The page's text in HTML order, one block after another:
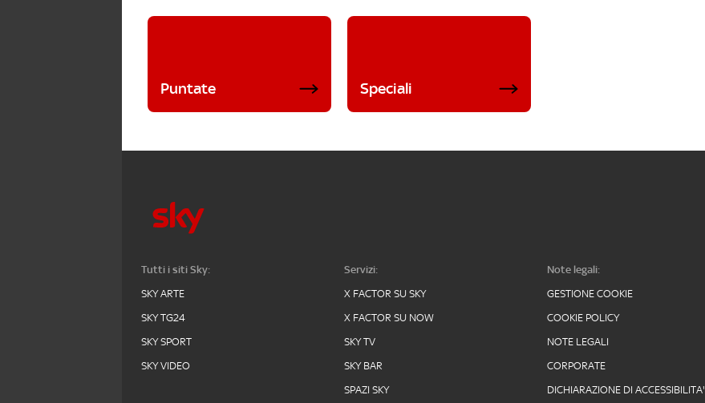
Puntate Speciali
Tutti i siti Sky:
SKY ARTE
SKY TG24
SKY SPORT
SKY VIDEO
Servizi:
X FACTOR SU SKY
X FACTOR SU NOW
SKY TV
SKY BAR
SPAZI SKY
Note legali:
GESTIONE COOKIE
COOKIE POLICY
NOTE LEGALI
CORPORATE
DICHIARAZIONE DI ACCESSIBILITA'